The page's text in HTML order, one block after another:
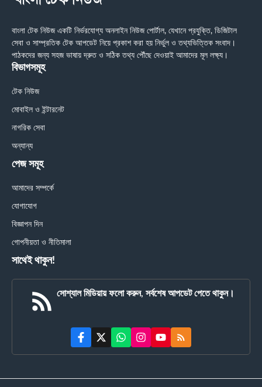
বাংলা টেক নিউজ একটি নির্ভরযোগ্য অনলাইন নিউজ পোর্টাল, যেখানে প্রযুক্তি, ডিজিটাল
সেবা ও সাম্প্রতিক টেক আপডেট নিয়ে প্রকাশ করা হয় নির্ভুল ও তথ্যভিত্তিক সংবাদ।
পাঠকদের জন্য সহজ ভাষায় দ্রুত ও সঠিক তথ্য পৌঁছে দেওয়াই আমাদের মূল লক্ষ্য।
বিভাগসমূহ
টেক নিউজ
মোবাইল ও ইন্টারনেট
নাগরিক সেবা
অন্যান্য
পেজ সমূহ
আমাদের সম্পর্কে
যোগাযোগ
বিজ্ঞাপন দিন
গোপনীয়তা ও নীতিমালা
সাথেই থাকুন!
সোশ্যাল মিডিয়ায় ফলো করুন, সর্বশেষ আপডেট পেতে থাকুন।